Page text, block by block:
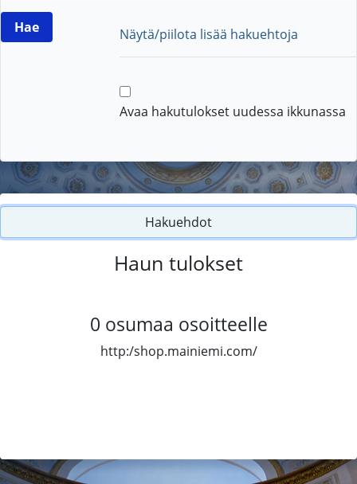
Näytä/piilota lisää hakuehtoja
Avaa hakutulokset uudessa ikkunassa
Hakuehdot
Haun tulokset
0 osumaa osoitteelle
http:/shop.mainiemi.com/